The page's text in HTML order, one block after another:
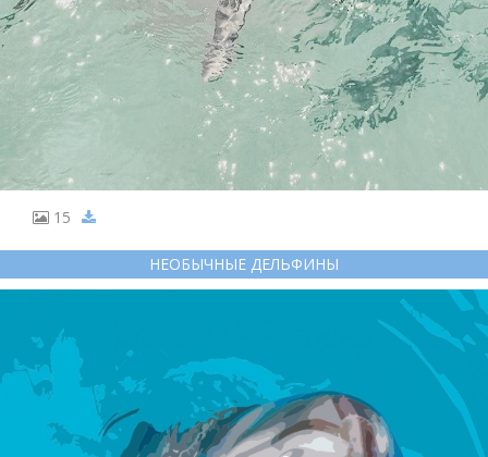
15
НЕОБЫЧНЫЕ ДЕЛЬФИНЫ